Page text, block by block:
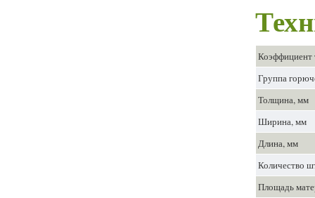
Коэффициент
Группа
Толщина, мм
Ширина, мм
Длина, мм
Количество
Площадь